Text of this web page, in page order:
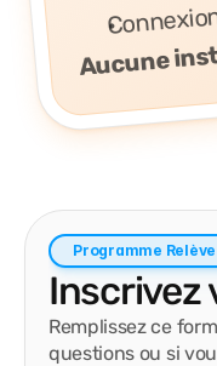
Aucune
Programme
Inscrivez
Remplissez ce
questions ou si